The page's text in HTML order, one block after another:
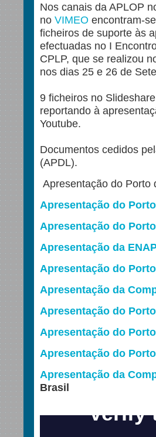
Nos canais da APLOP
no VIMEO encontram-
ficheiros de suporte às
efectuadas no I
CPLP, que se realizou
nos dias 25 e 26 de
9 ficheiros no
reportando à
Youtube.
Documentos cedidos
(APDL).
Apresentação do Porto
Apresentação do
Apresentação do
Apresentação da
Apresentação do
Apresentação da
Apresentação do
Apresentação do
Apresentação do
Apresentação da
Brasil